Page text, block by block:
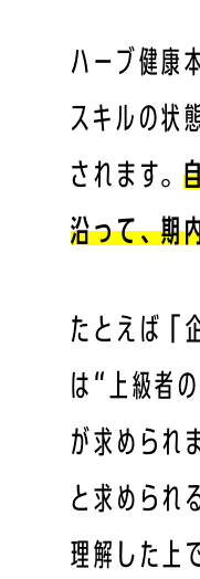
ハーブ健康
スキルの状
されます。
沿って、期
たとえば「
は“上級者
が求められ
と求められ
理解した上